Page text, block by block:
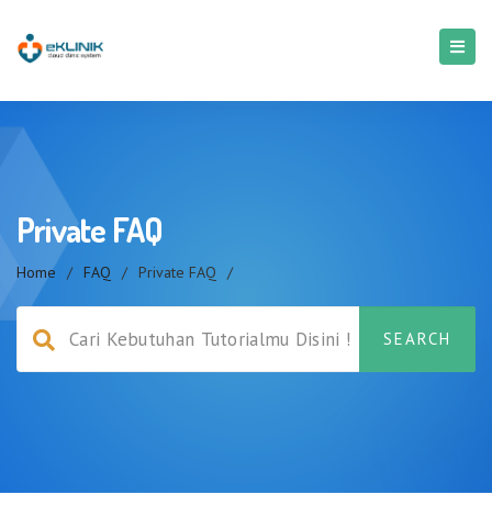
Private FAQ
Home / FAQ / Private FAQ /